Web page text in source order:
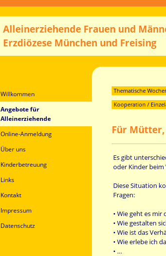
Alleinerziehende Frauen und
Erzdiözese München und Freising
Willkommen
Angebote für
Alleinerziehende
Online-Anmeldung
Über uns
Kinderbetreuung
Links
Kontakt
Impressum
Datenschutz
Thematische
Kooperation /
Für
Es gibt
oder Kinder beim
Diese Situation
Fragen:
• Wie geht es mir
• Wie gestalten
• Wie ist das
• Wie erlebe ich
• …